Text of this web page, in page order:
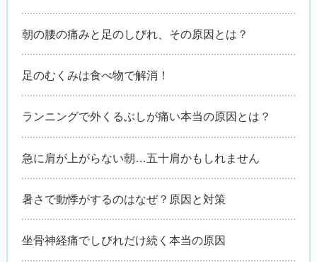
朝の腰の痛みと足のしびれ、その原因とは？
足のむくみは食べ物で解消！
ランニングで外くるぶしが痛い本当の原因とは？
急に肩が上がらない朝…五十肩かもしれません
暑さで動悸がするのはなぜ？原因と対策
坐骨神経痛でしびれだけ続く本当の原因